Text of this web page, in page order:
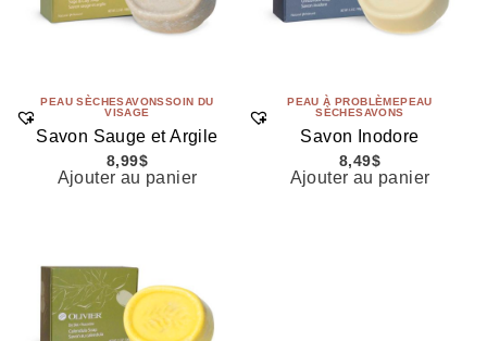
PEAU SÈCHESAVONSSOIN DU
VISAGE
Savon Sauge et Argile
8,99$
Ajouter au panier
PEAU À PROBLÈMEPEAU
SÈCHESAVONS
Savon Inodore
8,49$
Ajouter au panier